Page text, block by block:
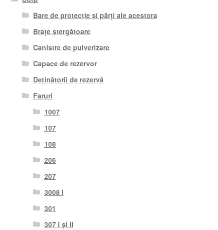
Bare de protecție și părți ale acestora
Brațe ștergătoare
Canistre de pulverizare
Capace de rezervor
Deținătorii de rezervă
Faruri
1007
107
108
206
207
3008 I
301
307 I și II